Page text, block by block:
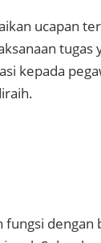
ucapan
tugas
kepada
dengan